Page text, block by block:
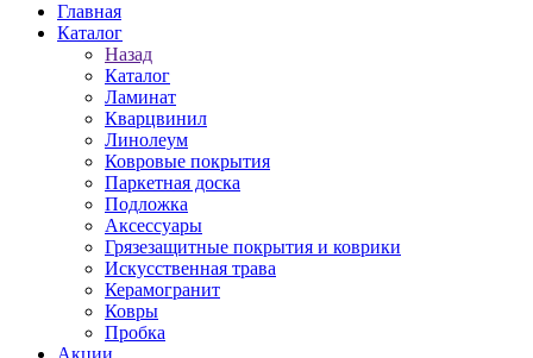
Главная
Каталог
Назад
Каталог
Ламинат
Кварцвинил
Линолеум
Ковровые покрытия
Паркетная доска
Подложка
Аксессуары
Грязезащитные покрытия и коврики
Искусственная трава
Керамогранит
Ковры
Пробка
Акции